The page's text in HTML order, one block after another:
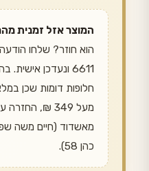
המוצר אזל זמנית
6611 ונעדכן
חלופות דומות שכן
כהן 58).